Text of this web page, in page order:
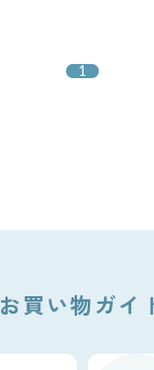
1
お買い物ガイ